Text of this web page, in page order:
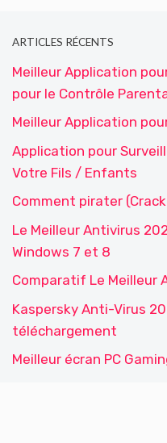
ARTICLES RÉCENTS
Meilleur Application
pour le Contrôle
Meilleur Application
Application pour
Votre Fils / Enfants
Comment pirater
Le Meilleur Antivirus
Windows 7 et 8
Comparatif Le Meilleur
Kaspersky Anti-Virus
téléchargement
Meilleur écran PC